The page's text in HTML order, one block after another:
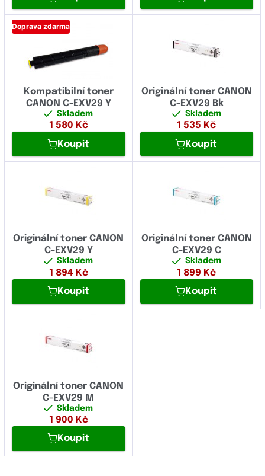
Doprava zdarma
Kompatibilní toner
CANON C-EXV29 Y
Skladem
1 580 Kč
Koupit
Originální toner CANON
C-EXV29 Bk
Skladem
1 535 Kč
Koupit
Originální toner CANON
C-EXV29 Y
Skladem
1 894 Kč
Koupit
Originální toner CANON
C-EXV29 C
Skladem
1 899 Kč
Koupit
Originální toner CANON
C-EXV29 M
Skladem
1 900 Kč
Koupit